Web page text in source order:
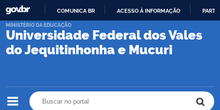
PARA
CONTEÚDO
COMUNICA BR ACESSO À INFORMAÇÃO
Universidade Federal dos Vales
do Jequitinhonha e Mucuri
MINISTÉRIO DA EDUCAÇÃO